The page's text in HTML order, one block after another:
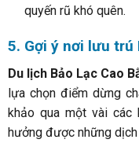
quyến rũ khó quên.
5. Gợi ý nơi lưu trú
Du lịch Bảo Lạc Cao
lựa chọn điểm dừng
khảo qua một vài các
hưởng được những